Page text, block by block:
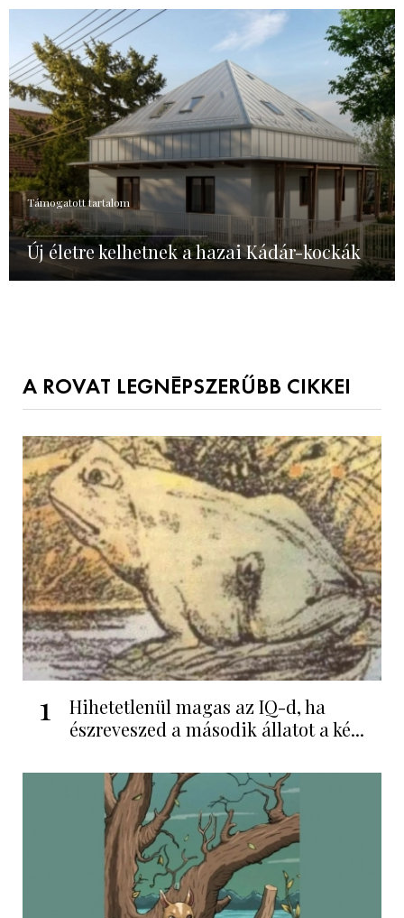
Támogatott tartalom
Új életre kelhetnek a hazai Kádár-kockák
A ROVAT LEGNÉPSZERŰBB CIKKEI
1
Hihetetlenül magas az IQ-d, ha
észreveszed a második állatot a ké...